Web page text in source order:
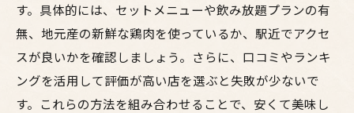
す。具体的には、セットメニューや飲み放題プランの有
無、地元産の新鮮な鶏肉を使っているか、駅近でアクセ
スが良いかを確認しましょう。さらに、口コミやランキ
ングを活用して評価が高い店を選ぶと失敗が少ないで
す。これらの方法を組み合わせることで、安くて美味し